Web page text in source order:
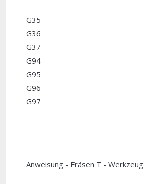
G35
G36
G37
G94
G95
G96
G97
Anweisung - Fräsen T - Werkzeug